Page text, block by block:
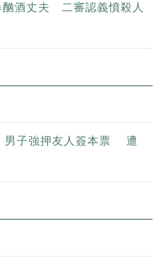
酗酒丈夫 二審認義憤殺人
男子強押友人簽本票 遭